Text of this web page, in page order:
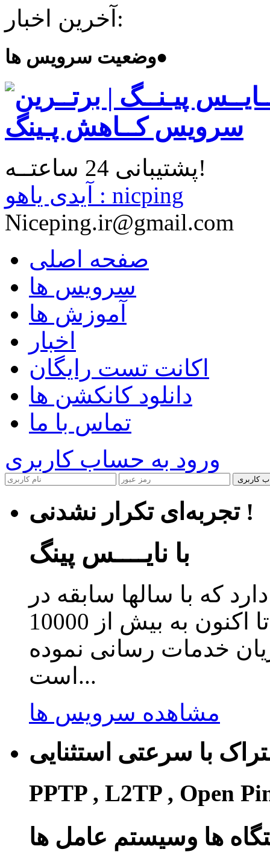
آخرین اخبار:
وضعیت سرویس ها●
پشتیبانی 24 ساعتــه!
آیدی یاهو : nicping
Niceping.ir@gmail.com
صفحه اصلی
سرویس ها
آموزش ها
اخبار
اکانت تست رایگان
دانلود کانکشن ها
تماس با ما
ورود به حساب کاربری
کاربری
تجربه‌ای تکرار نشدنی !
با نایــــس پینگ
که با سالها سابقه در
زمینه ارائه سرویس کاهش پینگ تا اکنون به بیش از 10000
خدمات رسانی نموده
است...
مشاهده سرویس ها
با سرعتی استثنایی
PPTP , L2TP , Open
ها وسیستم عامل ها